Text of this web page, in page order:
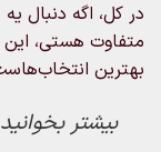
در کل، اگه دنبال
متفاوت هستی، این
بهترین
بیشتر